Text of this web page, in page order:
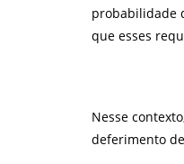
probabilidade
que esses
Nesse
deferimento